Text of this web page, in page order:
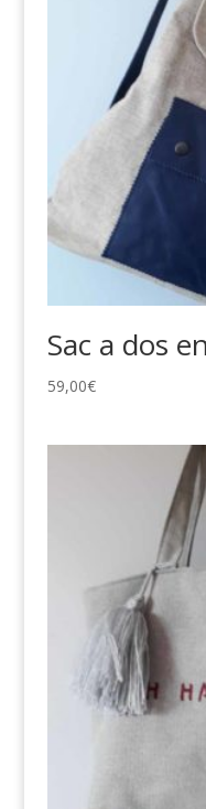
Sac a dos
59,00€